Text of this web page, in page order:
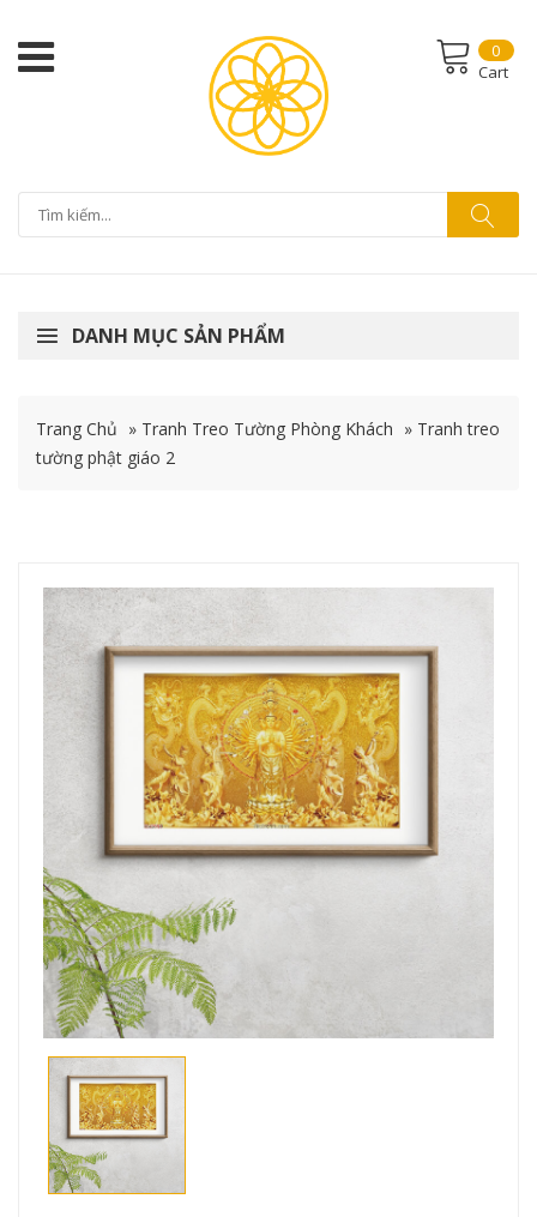
0
Cart
DANH MỤC SẢN PHẨM
Trang Chủ » Tranh Treo Tường Phòng Khách » Tranh treo
tường phật giáo 2